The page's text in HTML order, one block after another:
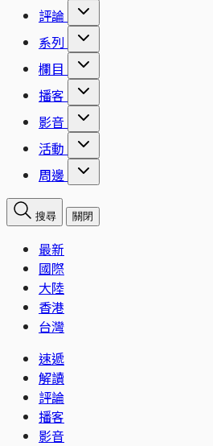
評論
系列
欄目
播客
影音
活動
周邊
搜尋 關閉
最新
國際
大陸
香港
台灣
速遞
解讀
評論
播客
影音